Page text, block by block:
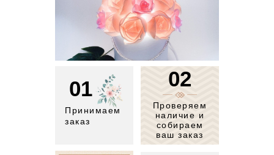
01
Принимаем
заказ
02
Проверяем
наличие и
собираем
ваш заказ